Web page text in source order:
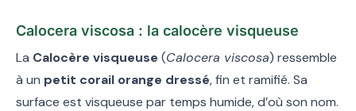
Calocera viscosa : la calocère visqueuse
La Calocère visqueuse (Calocera viscosa) ressemble
à un petit corail orange dressé, fin et ramifié. Sa
surface est visqueuse par temps humide, d’où son nom.